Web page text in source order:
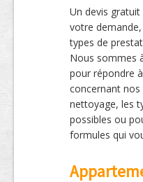
Un devis
votre
types de
Nous sommes
pour répondre
concernant nos
nettoyage, les
possibles ou
formules qui